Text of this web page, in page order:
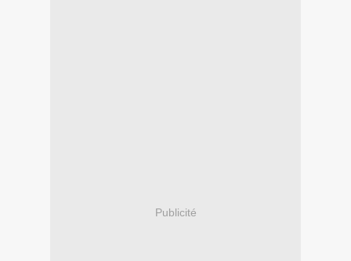
Publicité